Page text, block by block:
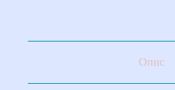
Опис